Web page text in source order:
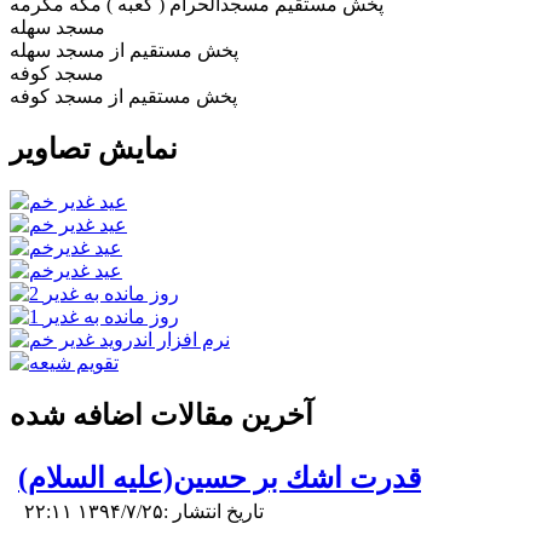
مسجد سهله
پخش مستقيم از مسجد سهله
مسجد کوفه
پخش مستقيم از مسجد کوفه
نمایش تصاویر
آخرین مقالات اضافه شده
قدرت اشك بر حسين(علیه السلام)
تاریخ انتشار :۱۳۹۴/۷/۲۵ ۲۲:۱۱